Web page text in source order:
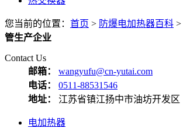
您当前的位置： 首页 > 防爆电加热器百科 >
管生产企业
Contact Us
邮箱：
wangyufu@cn-yutai.com
电话：
0511-88531546
地址：
江苏省镇江扬中市油坊开发区
电加热器